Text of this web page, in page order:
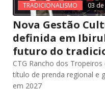
TRADICIONALISMO 03 de
Nova Gestão
definida em
futuro do
CTG Rancho dos
título de prenda regional e
em 2027